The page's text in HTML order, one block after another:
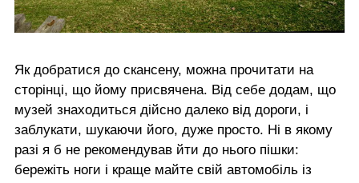
Як добратися до скансену, можна прочитати на
сторінці, що йому присвячена. Від себе додам, що
музей знаходиться дійсно далеко від дороги, і
заблукати, шукаючи його, дуже просто. Ні в якому
разі я б не рекомендував йти до нього пішки:
бережіть ноги і краще майте свій автомобіль із